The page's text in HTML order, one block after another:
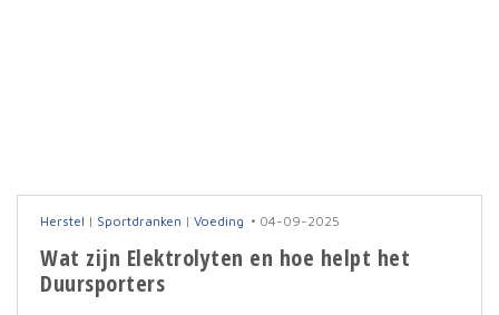
Herstel | Sportdranken | Voeding 04-09-2025
Wat zijn Elektrolyten en hoe helpt het
Duursporters